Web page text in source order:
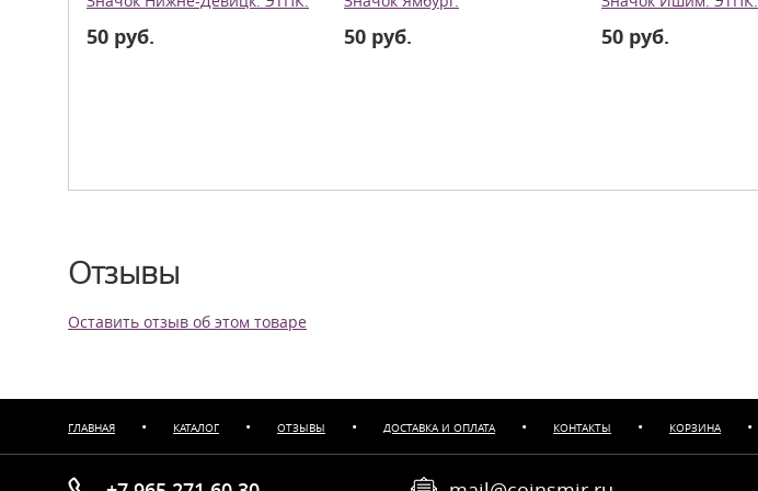
50 руб. 50 руб. 50 руб.
Отзывы
Оставить отзыв об этом товаре
ГЛАВНАЯ • КАТАЛОГ • ОТЗЫВЫ • ДОСТАВКА И ОПЛАТА • КОНТАКТЫ • КОРЗИНА •